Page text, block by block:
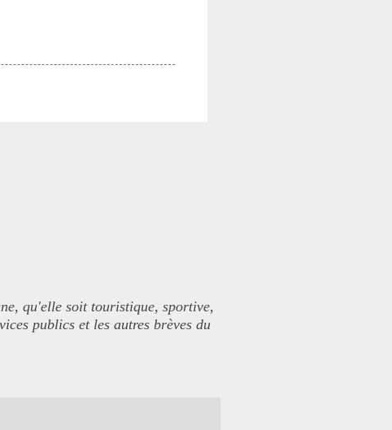
qu'elle soit touristique, sportive,
publics et les autres brèves du